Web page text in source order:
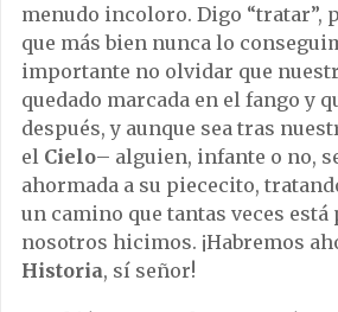
menudo incoloro. Digo “tratar”,
que más bien nunca lo
importante no olvidar que
quedado marcada en el fango y
después, y aunque sea tras
el Cielo– alguien, infante o no,
ahormada a su piececito,
un camino que tantas veces
nosotros hicimos. ¡Habremos
Historia, sí señor!